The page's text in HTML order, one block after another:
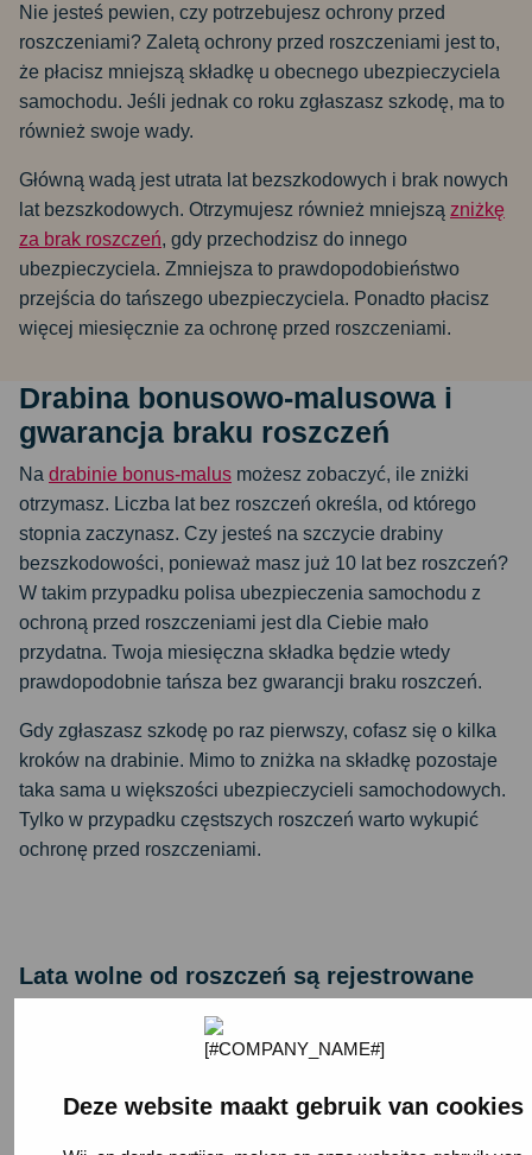
Deze website maakt gebruik van cookies
Nie jesteś pewien, czy potrzebujesz ochrony przed
roszczeniami? Zaletą ochrony przed roszczeniami jest to,
że płacisz mniejszą składkę u obecnego ubezpieczyciela
samochodu. Jeśli jednak co roku zgłaszasz szkodę, ma to
również swoje wady.
Główną wadą jest utrata lat bezszkodowych i brak nowych
lat bezszkodowych. Otrzymujesz również mniejszą zniżkę
za brak roszczeń, gdy przechodzisz do innego
ubezpieczyciela. Zmniejsza to prawdopodobieństwo
przejścia do tańszego ubezpieczyciela. Ponadto płacisz
więcej miesięcznie za ochronę przed roszczeniami.
Drabina bonusowo-malusowa i
gwarancja braku roszczeń
Na drabinie bonus-malus możesz zobaczyć, ile zniżki
otrzymasz. Liczba lat bez roszczeń określa, od którego
stopnia zaczynasz. Czy jesteś na szczycie drabiny
bezszkodowości, ponieważ masz już 10 lat bez roszczeń?
W takim przypadku polisa ubezpieczenia samochodu z
ochroną przed roszczeniami jest dla Ciebie mało
przydatna. Twoja miesięczna składka będzie wtedy
prawdopodobnie tańsza bez gwarancji braku roszczeń.
Gdy zgłaszasz szkodę po raz pierwszy, cofasz się o kilka
kroków na drabinie. Mimo to zniżka na składkę pozostaje
taka sama u większości ubezpieczycieli samochodowych.
Tylko w przypadku częstszych roszczeń warto wykupić
ochronę przed roszczeniami.
Lata wolne od roszczeń są rejestrowane
Lata wolne od roszczeń są przechowywane przez
ubezpieczyciela w Roy-data.Roy-datato centralna baza
bezszkodowych ma dana osoba. Ubezpieczyciele